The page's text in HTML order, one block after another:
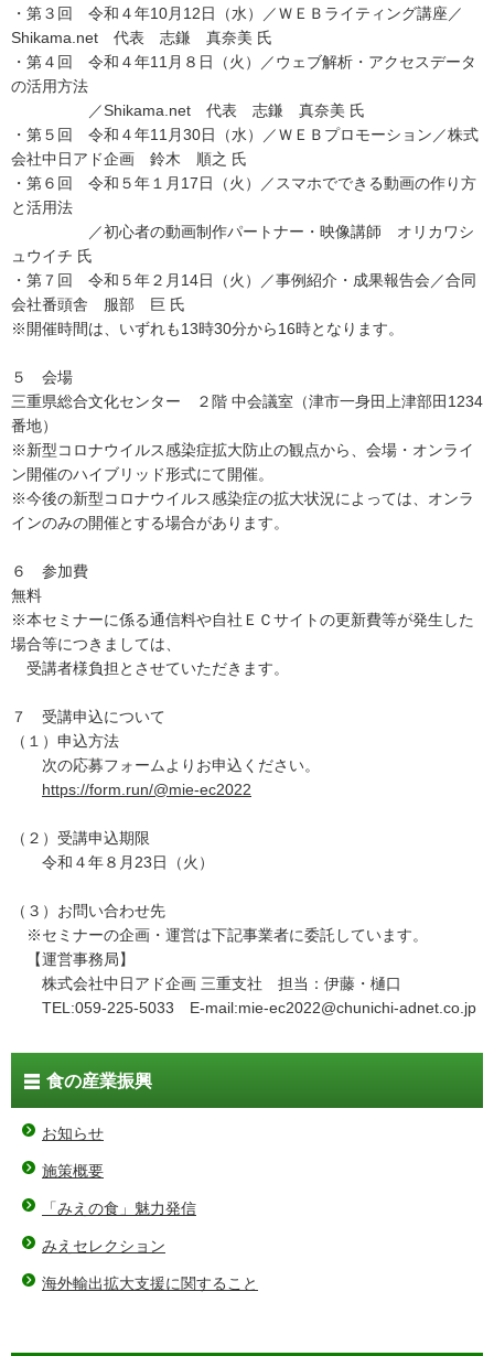
・第３回 令和４年10月12日（水）／ＷＥＢライティング講座／
Shikama.net 代表 志鎌 真奈美 氏
・第４回 令和４年11月８日（火）／ウェブ解析・アクセスデータ
の活用方法
／Shikama.net 代表 志鎌 真奈美 氏
・第５回 令和４年11月30日（水）／ＷＥＢプロモーション／株式
会社中日アド企画 鈴木 順之 氏
・第６回 令和５年１月17日（火）／スマホでできる動画の作り方
と活用法
／初心者の動画制作パートナー・映像講師 オリカワシ
ュウイチ 氏
・第７回 令和５年２月14日（火）／事例紹介・成果報告会／合同
会社番頭舎 服部 巨 氏
※開催時間は、いずれも13時30分から16時となります。
５ 会場
三重県総合文化センター ２階 中会議室（津市一身田上津部田1234
番地）
※新型コロナウイルス感染症拡大防止の観点から、会場・オンライ
ン開催のハイブリッド形式にて開催。
※今後の新型コロナウイルス感染症の拡大状況によっては、オンラ
インのみの開催とする場合があります。
６ 参加費
無料
※本セミナーに係る通信料や自社ＥＣサイトの更新費等が発生した
場合等につきましては、
受講者様負担とさせていただきます。
７ 受講申込について
（１）申込方法
次の応募フォームよりお申込ください。
https://form.run/@mie-ec2022
（２）受講申込期限
令和４年８月23日（火）
（３）お問い合わせ先
※セミナーの企画・運営は下記事業者に委託しています。
【運営事務局】
株式会社中日アド企画 三重支社 担当：伊藤・樋口
TEL:059-225-5033 E-mail:mie-ec2022@chunichi-adnet.co.jp
食の産業振興
お知らせ
施策概要
「みえの食」魅力発信
みえセレクション
海外輸出拡大支援に関すること